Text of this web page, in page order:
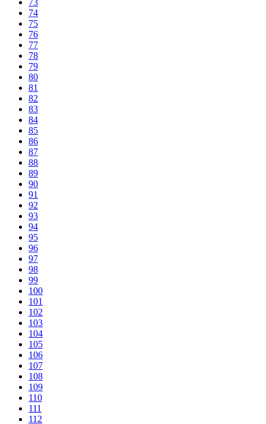
73
74
75
76
77
78
79
80
81
82
83
84
85
86
87
88
89
90
91
92
93
94
95
96
97
98
99
100
101
102
103
104
105
106
107
108
109
110
111
112